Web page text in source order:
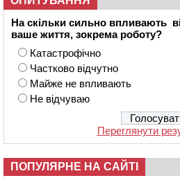
На скільки сильно впливають
ваше життя, зокрема роботу?
Катастрофічно
Частково відчутно
Майже не впливають
Не відчуваю
Переглянути
ПОПУЛЯРНЕ НА САЙТІ